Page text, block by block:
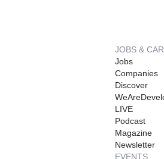
JOBS &
Jobs
Companies
Discover
LIVE
Podcast
Magazine
Newsletter
EVENTS